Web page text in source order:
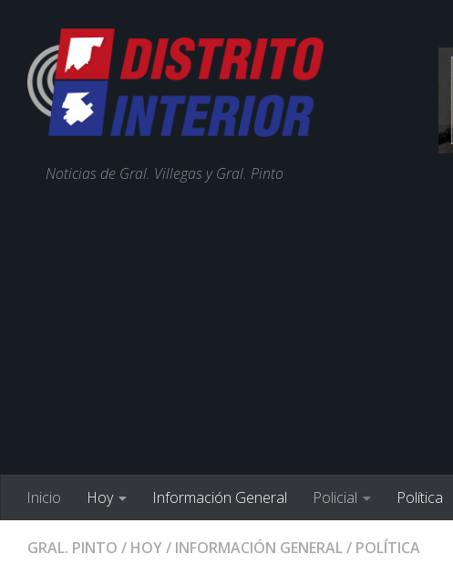
Noticias de Gral. Villegas y Gral. Pinto
Inicio Hoy Información General Policial Política
GRAL. PINTO / HOY/ INFORMACIÓN GENERAL/ POLÍTICA